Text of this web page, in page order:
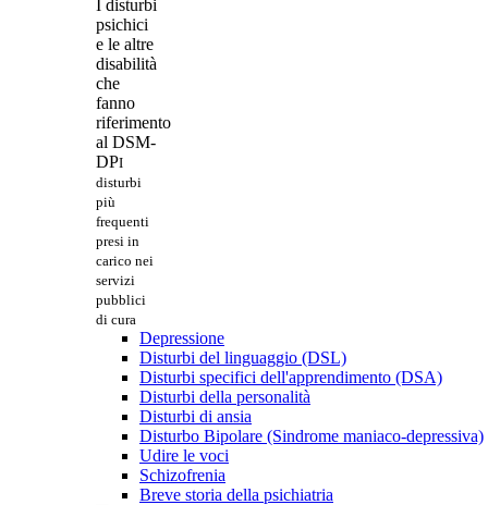
I disturbi
psichici
e le altre
disabilità
che
fanno
riferimento
al DSM-
DPI
disturbi
più
frequenti
presi in
carico nei
servizi
pubblici
di cura
Depressione
Disturbi del linguaggio (DSL)
Disturbi specifici dell'apprendimento (DSA)
Disturbi della personalità
Disturbi di ansia
Disturbo Bipolare (Sindrome maniaco-depressiva)
Udire le voci
Schizofrenia
Breve storia della psichiatria